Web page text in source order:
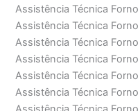
Assistência Técnica
Assistência Técnica
Assistência Técnica
Assistência Técnica
Assistência Técnica Forno
Assistência Técnica